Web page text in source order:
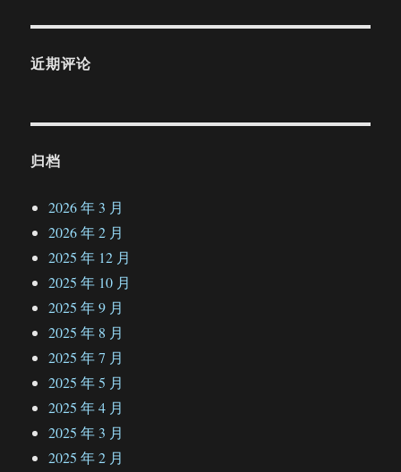
近期评论
归档
2026 年 3 月
2026 年 2 月
2025 年 12 月
2025 年 10 月
2025 年 9 月
2025 年 8 月
2025 年 7 月
2025 年 5 月
2025 年 4 月
2025 年 3 月
2025 年 2 月